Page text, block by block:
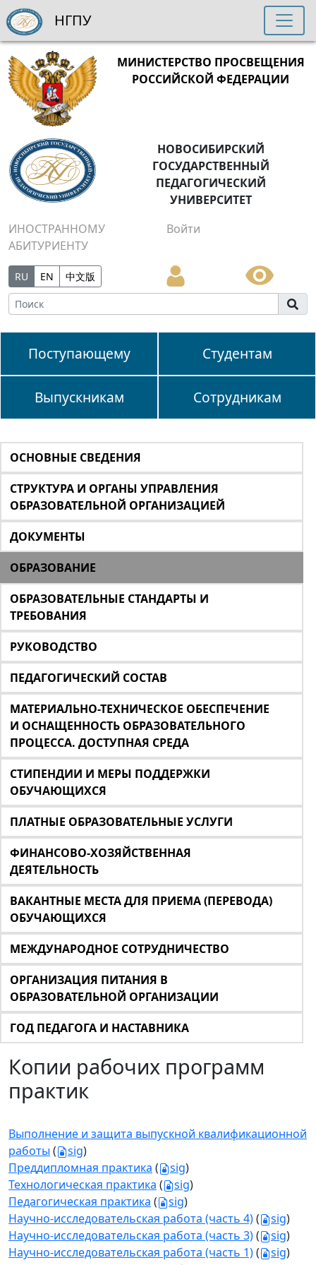
МИНИСТЕРСТВО ПРОСВЕЩЕНИЯ
РОССИЙСКОЙ ФЕДЕРАЦИИ
НОВОСИБИРСКИЙ
ГОСУДАРСТВЕННЫЙ
ПЕДАГОГИЧЕСКИЙ
УНИВЕРСИТЕТ
ИНОСТРАННОМУ
АБИТУРИЕНТУ
Войти
RU EN 中文版
Поступающему Студентам
Выпускникам Сотрудникам
НГПУ
ОСНОВНЫЕ СВЕДЕНИЯ
СТРУКТУРА И ОРГАНЫ УПРАВЛЕНИЯ
ОБРАЗОВАТЕЛЬНОЙ ОРГАНИЗАЦИЕЙ
ДОКУМЕНТЫ
ОБРАЗОВАНИЕ
ОБРАЗОВАТЕЛЬНЫЕ СТАНДАРТЫ И
ТРЕБОВАНИЯ
РУКОВОДСТВО
ПЕДАГОГИЧЕСКИЙ СОСТАВ
МАТЕРИАЛЬНО-ТЕХНИЧЕСКОЕ ОБЕСПЕЧЕНИЕ
И ОСНАЩЕННОСТЬ ОБРАЗОВАТЕЛЬНОГО
ПРОЦЕССА. ДОСТУПНАЯ СРЕДА
СТИПЕНДИИ И МЕРЫ ПОДДЕРЖКИ
ОБУЧАЮЩИХСЯ
ПЛАТНЫЕ ОБРАЗОВАТЕЛЬНЫЕ УСЛУГИ
ФИНАНСОВО-ХОЗЯЙСТВЕННАЯ
ДЕЯТЕЛЬНОСТЬ
ВАКАНТНЫЕ МЕСТА ДЛЯ ПРИЕМА (ПЕРЕВОДА)
ОБУЧАЮЩИХСЯ
МЕЖДУНАРОДНОЕ СОТРУДНИЧЕСТВО
ОРГАНИЗАЦИЯ ПИТАНИЯ В
ОБРАЗОВАТЕЛЬНОЙ ОРГАНИЗАЦИИ
ГОД ПЕДАГОГА И НАСТАВНИКА
Копии рабочих программ
практик
Выполнение и защита выпускной квалификационной
работы ( sig)
Преддипломная практика ( sig)
Технологическая практика ( sig)
Педагогическая практика ( sig)
Научно-исследовательская работа (часть 4)( sig)
Научно-исследовательская работа (часть 3)( sig)
Научно-исследовательская работа (часть 1)( sig)